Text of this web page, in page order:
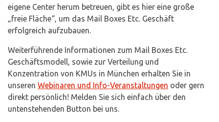
eigene Center herum betreuen, gibt es hier eine große
„freie Fläche“, um das Mail Boxes Etc. Geschäft
erfolgreich aufzubauen.
Weiterführende Informationen zum Mail Boxes Etc.
Geschäftsmodell, sowie zur Verteilung und
Konzentration von KMUs in München erhalten Sie in
unseren Webinaren und Info-Veranstaltungen oder gern
direkt persönlich! Melden Sie sich einfach über den
untenstehenden Button bei uns.